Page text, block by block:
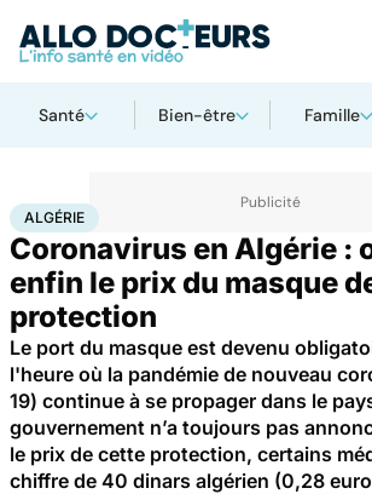
Santé Bien-être Famille
AccueilSanté Maladies infectieuses
ALGÉRIE
Coronavirus en Algérie :
enfin le prix du masque
protection
Le port du masque est devenu
l'heure où la pandémie de nouveau
19) continue à se propager dans le
gouvernement n’a toujours pas
le prix de cette protection, certains
chiffre de 40 dinars algérien (0,28